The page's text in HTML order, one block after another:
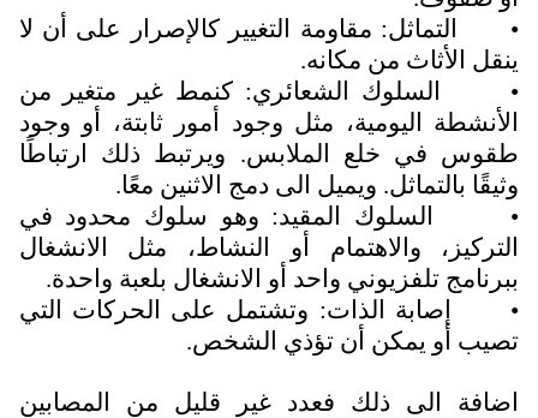
•
التماثل: مقاومة التغيير كالإصرار على أن لا
ينقل الأثاث من مكانه.
•
السلوك الشعائري: كنمط غير متغير من
الأنشطة اليومية، مثل وجود أمور ثابتة، أو وجود
طقوس في خلع الملابس. ويرتبط ذلك ارتباطًا
وثيقًا بالتماثل. ويميل الى دمج الاثنين معًا.
•
السلوك المقيد: وهو سلوك محدود في
التركيز، والاهتمام أو النشاط، مثل الانشغال
ببرنامج تلفزيوني واحد أو الانشغال بلعبة واحدة.
•
إصابة الذات: وتشتمل على الحركات التي
تصيب أو يمكن أن تؤذي الشخص.
اضافة الى ذلك فعدد غير قليل من المصابين